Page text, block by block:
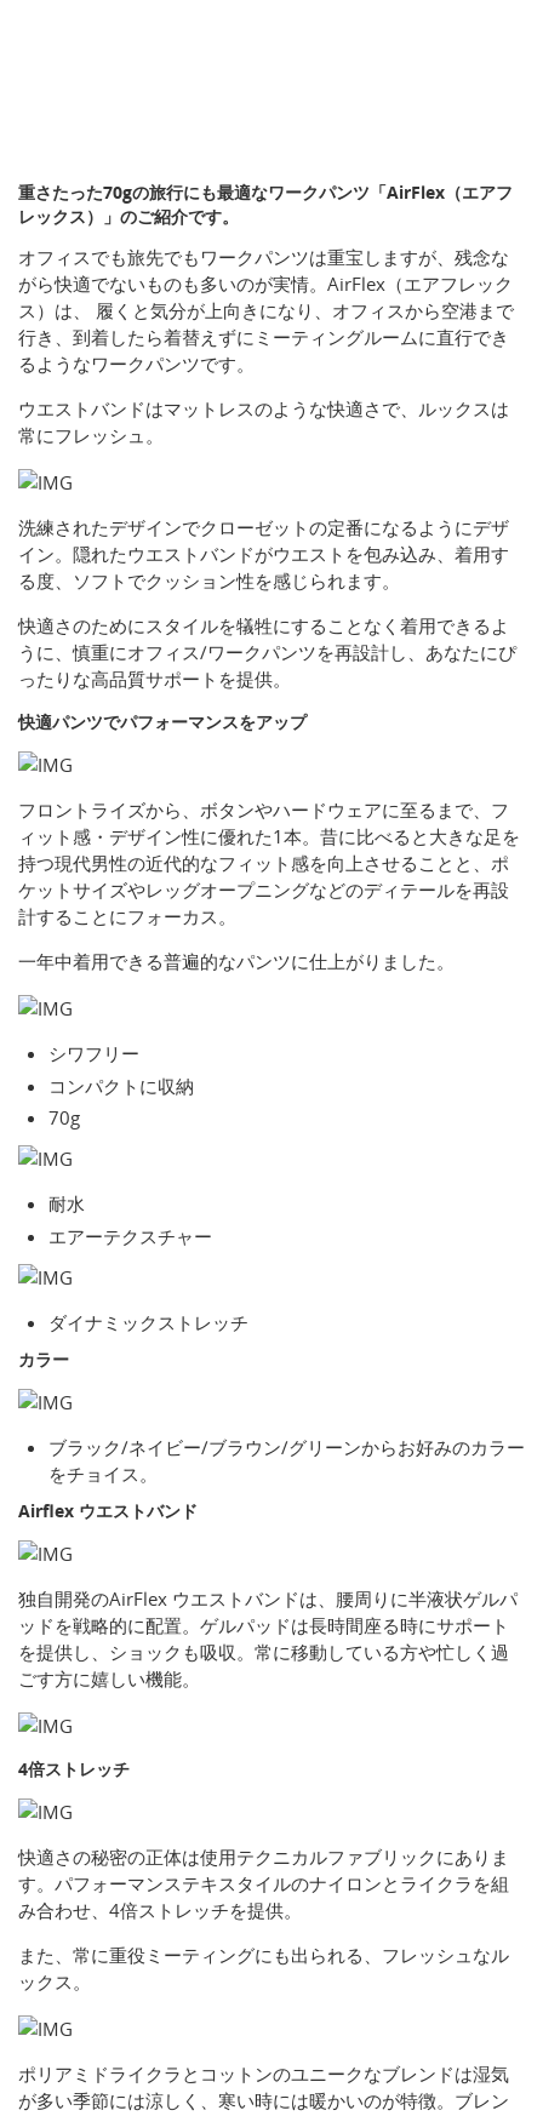
重さたった70gの旅行にも最適なワークパンツ「AirFlex（エアフ
レックス）」のご紹介です。
オフィスでも旅先でもワークパンツは重宝しますが、残念な
がら快適でないものも多いのが実情。AirFlex（エアフレック
ス）は、 履くと気分が上向きになり、オフィスから空港まで
行き、到着したら着替えずにミーティングルームに直行でき
るようなワークパンツです。
ウエストバンドはマットレスのような快適さで、ルックスは
常にフレッシュ。
洗練されたデザインでクローゼットの定番になるようにデザ
イン。隠れたウエストバンドがウエストを包み込み、着用す
る度、ソフトでクッション性を感じられます。
快適さのためにスタイルを犠牲にすることなく着用できるよ
うに、慎重にオフィス/ワークパンツを再設計し、あなたにぴ
ったりな高品質サポートを提供。
快適パンツでパフォーマンスをアップ
フロントライズから、ボタンやハードウェアに至るまで、フ
ィット感・デザイン性に優れた1本。昔に比べると大きな足を
持つ現代男性の近代的なフィット感を向上させることと、ポ
ケットサイズやレッグオープニングなどのディテールを再設
計することにフォーカス。
一年中着用できる普遍的なパンツに仕上がりました。
シワフリー
コンパクトに収納
70g
耐水
エアーテクスチャー
ダイナミックストレッチ
カラー
ブラック/ネイビー/ブラウン/グリーンからお好みのカラー
をチョイス。
Airflex ウエストバンド
独自開発のAirFlex ウエストバンドは、腰周りに半液状ゲルパ
ッドを戦略的に配置。ゲルパッドは長時間座る時にサポート
を提供し、ショックも吸収。常に移動している方や忙しく過
ごす方に嬉しい機能。
4倍ストレッチ
快適さの秘密の正体は使用テクニカルファブリックにありま
す。パフォーマンステキスタイルのナイロンとライクラを組
み合わせ、4倍ストレッチを提供。
また、常に重役ミーティングにも出られる、フレッシュなル
ックス。
ポリアミドライクラとコットンのユニークなブレンドは湿気
が多い季節には涼しく、寒い時には暖かいのが特徴。ブレン